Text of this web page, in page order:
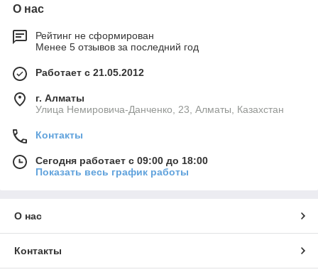
О нас
Рейтинг не сформирован
Менее 5 отзывов за последний год
Работает с 21.05.2012
г. Алматы
Улица Немировича-Данченко, 23, Алматы, Казахстан
Контакты
Сегодня работает с 09:00 до 18:00
Показать весь график работы
О нас
Контакты